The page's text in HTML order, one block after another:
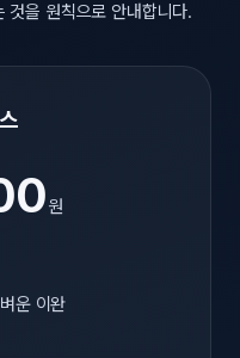
것을 원칙으로 안내합니다.
원
운 이완